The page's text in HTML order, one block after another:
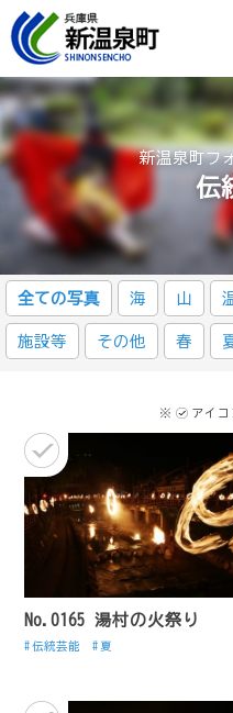
新温泉町フ
伝
全ての写真 海 山
施設等 その他 春
※ アイ
No.0165 湯村の火祭り
伝統芸能 夏